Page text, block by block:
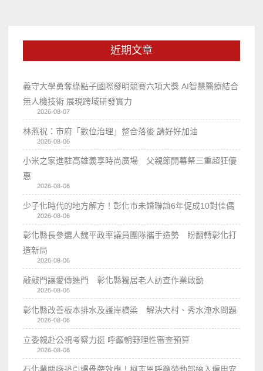
近期文章
義守大學勇奪綠點子國際發明競賽六項大獎 AI智慧醫療結合
無人機技術 展現跨域研發實力
2026-08-07
林燕祝：市府「數位治理」整合落後 請好好加油
2026-08-06
小米之家進駐高雄義享時尚廣場 父親節開幕祭三重超狂優
惠
2026-08-06
少子化時代的地方解方！彰化市未婚聯誼6年促成10對佳偶
2026-08-06
彰化縣長參選人魏平政率議員團隊攜手造勢 盼翻轉彰化打
造新局
2026-08-06
敲敲門讓愛傳進門 彰化縣獨居老人訪查作業啟動
2026-08-06
彰化縣改善板本排水及護岸橋梁 解決大村、秀水淹水問題
2026-08-06
立委親赴公視考察力挺 呼籲朝野理性審查預算
2026-08-06